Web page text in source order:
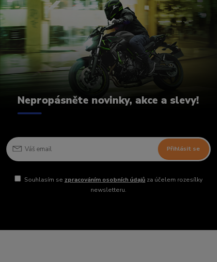
Nepropásněte novinky, akce a slevy!
Přihlásit se
Souhlasím se zpracováním osobních údajůza účelem rozesílky
newsletteru.